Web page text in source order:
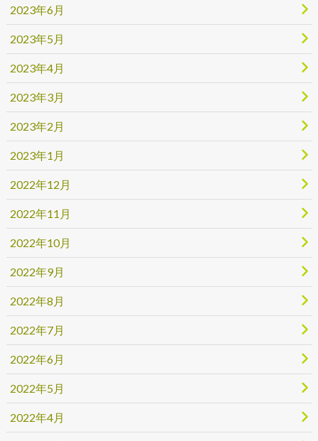
2023年6月
2023年5月
2023年4月
2023年3月
2023年2月
2023年1月
2022年12月
2022年11月
2022年10月
2022年9月
2022年8月
2022年7月
2022年6月
2022年5月
2022年4月